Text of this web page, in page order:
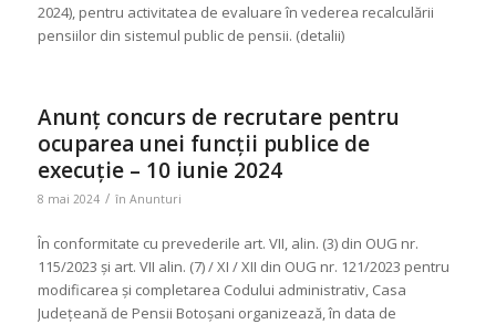
2024), pentru activitatea de evaluare în vederea recalculării
pensiilor din sistemul public de pensii. (detalii)
Anunț concurs de recrutare pentru
ocuparea unei funcții publice de
execuție – 10 iunie 2024
8 mai 2024 / în Anunturi
În conformitate cu prevederile art. VII, alin. (3) din OUG nr.
115/2023 și art. VII alin. (7) / XI / XII din OUG nr. 121/2023 pentru
modificarea și completarea Codului administrativ, Casa
Județeană de Pensii Botoșani organizează, în data de